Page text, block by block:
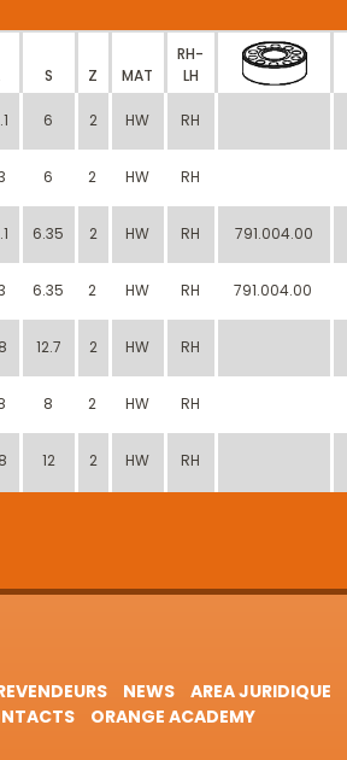
S Z MAT
RH-
LH
6 2 HW RH
6 2 HW RH
6.35 2 HW RH 791.004.00
6.35 2 HW RH 791.004.00
12.7 2 HW RH
8 2 HW RH
12 2 HW RH
NEWS AREA JURIDIQUE
ORANGE ACADEMY